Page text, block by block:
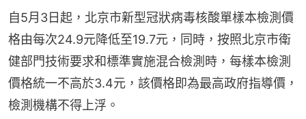
自5月3日起，北京市新型冠狀病毒核酸單樣本檢測價
格由每次24.9元降低至19.7元，同時，按照北京市衛
健部門技術要求和標準實施混合檢測時，每樣本檢測
價格統一不高於3.4元，該價格即為最高政府指導價，
檢測機構不得上浮。